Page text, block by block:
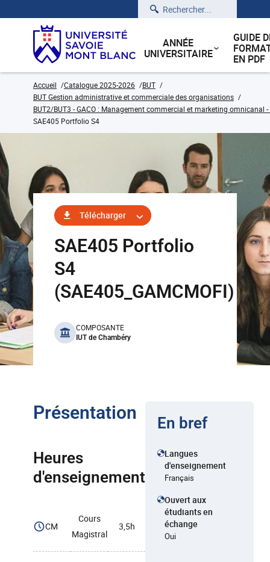
Rechercher
ANNÉE
UNIVERSITAIRE
GUIDE
EN PDF
Accueil Catalogue 2025-2026
BUT
BUT Gestion administrative et commerciale des organisations
BUT2/BUT3 - GACO : Management commercial et marketing omnicanal
SAE405 Portfolio S4
Télécharger
SAE405 Portfolio
S4
(SAE405_GAMCMOFI)
benefits
COMPOSANTE
IUT de Chambéry
Présentation
Heures
d'enseignement
CM
Cours
Magistral
3,5h
En bref
Langues
d'enseignement
Français
Ouvert aux
étudiants en
échange
Oui